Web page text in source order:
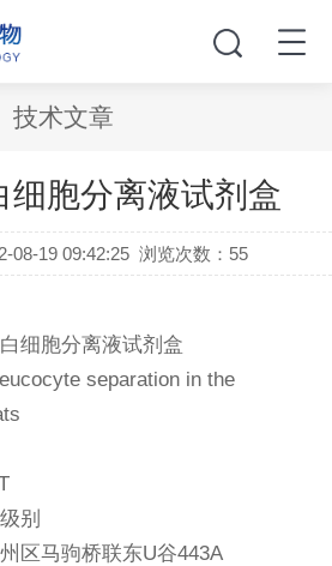
技术文章
细胞分离液试剂盒
08-19 09:42:25 浏览次数： 55
细胞分离液试剂盒
separation in the
别
区马驹桥联东U谷443A